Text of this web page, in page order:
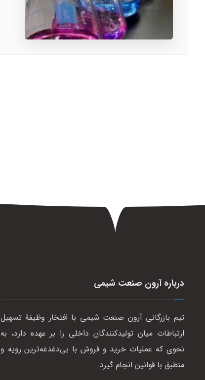
درباره آرون صنعت شیمی
تیم بازرگانی آرون صنعت شیمی با افتخار وظیفهٔ تسهیل
ارتباطات میان تولیدکنندگان داخلی را بر عهده دارد، به
نحوی که عملیات خرید و فروش با بی‌دغدغه‌ترین رویه و
منطبق با قوانین انجام گیرد.